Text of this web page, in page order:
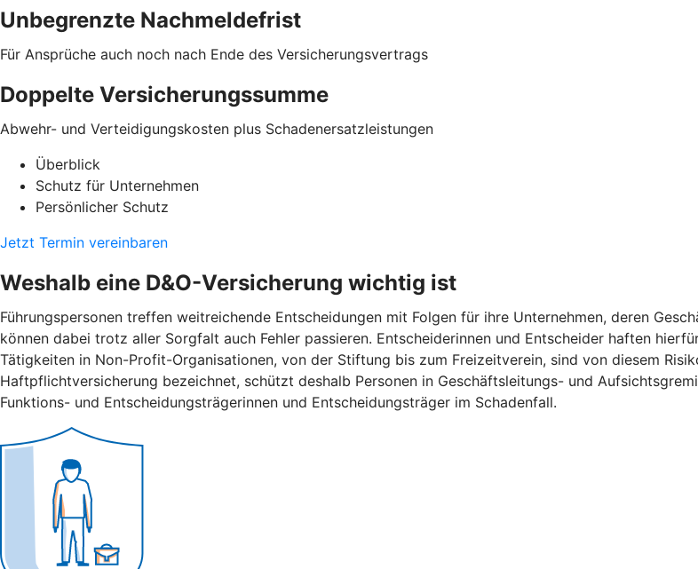
Unbegrenzte Nachmeldefrist
Für Ansprüche auch noch nach Ende des Versicherungsvertrags
Doppelte Versicherungssumme
Abwehr- und Verteidigungskosten plus Schadenersatzleistungen
Überblick
Schutz für Unternehmen
Persönlicher Schutz
Jetzt Termin vereinbaren
Weshalb eine D&O-Versicherung wichtig ist
Führungspersonen treffen weitreichende Entscheidungen mit Folgen für ihre Unternehmen, deren
können dabei trotz aller Sorgfalt auch Fehler passieren. Entscheiderinnen und Entscheider haften
Tätigkeiten in Non-Profit-Organisationen, von der Stiftung bis zum Freizeitverein, sind von diesem
Haftpflichtversicherung bezeichnet, schützt deshalb Personen in Geschäftsleitungs- und
Funktions- und Entscheidungsträgerinnen und Entscheidungsträger im Schadenfall.